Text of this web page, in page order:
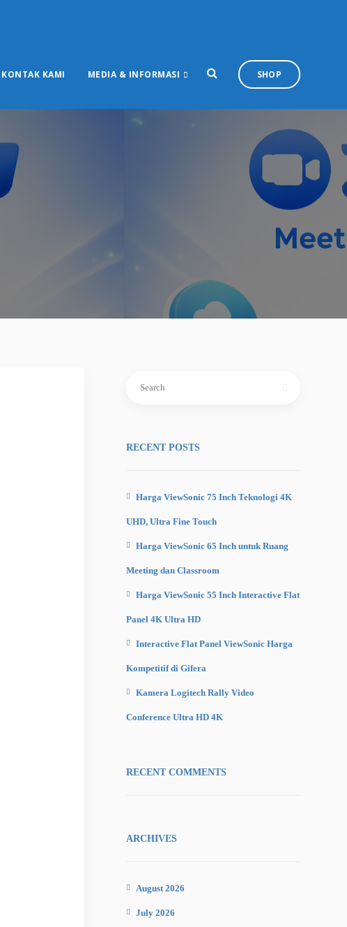
KONTAK KAMI MEDIA & INFORMASI SHOP
RECENT POSTS
Harga ViewSonic 75 Inch Teknologi 4K
UHD, Ultra Fine Touch
Harga ViewSonic 65 Inch untuk Ruang
Meeting dan Classroom
Harga ViewSonic 55 Inch Interactive Flat
Panel 4K Ultra HD
Interactive Flat Panel ViewSonic Harga
Kompetitif di Gifera
Kamera Logitech Rally Video
Conference Ultra HD 4K
RECENT COMMENTS
ARCHIVES
August 2026
July 2026